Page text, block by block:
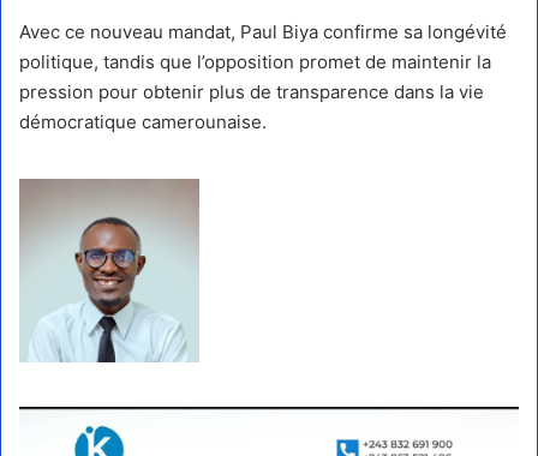
Avec ce nouveau mandat, Paul Biya confirme sa longévité
politique, tandis que l’opposition promet de maintenir la
pression pour obtenir plus de transparence dans la vie
démocratique camerounaise.